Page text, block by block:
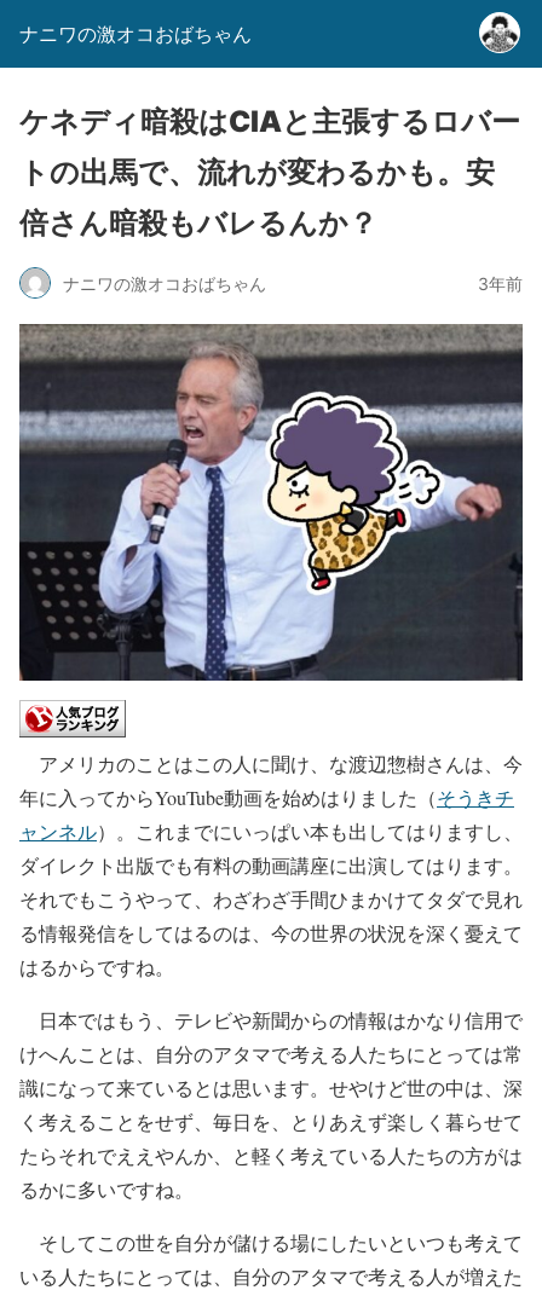
ナニワの激オコおばちゃん
ケネディ暗殺はCIAと主張するロバー
トの出馬で、流れが変わるかも。安
倍さん暗殺もバレるんか？
ナニワの激オコおばちゃん 3年前
アメリカのことはこの人に聞け、な渡辺惣樹さんは、今
年に入ってからYouTube動画を始めはりました（そうきチ
ャンネル）。これまでにいっぱい本も出してはりますし、
ダイレクト出版でも有料の動画講座に出演してはります。
それでもこうやって、わざわざ手間ひまかけてタダで見れ
る情報発信をしてはるのは、今の世界の状況を深く憂えて
はるからですね。
日本ではもう、テレビや新聞からの情報はかなり信用で
けへんことは、自分のアタマで考える人たちにとっては常
識になって来ているとは思います。せやけど世の中は、深
く考えることをせず、毎日を、とりあえず楽しく暮らせて
たらそれでええやんか、と軽く考えている人たちの方がは
るかに多いですね。
そしてこの世を自分が儲ける場にしたいといつも考えて
いる人たちにとっては、自分のアタマで考える人が増えた